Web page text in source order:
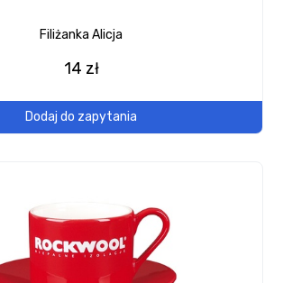
Filiżanka Alicja
14 zł
Dodaj do zapytania